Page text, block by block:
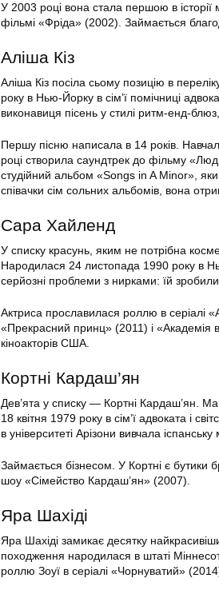
У 2003 році вона стала першою в
фільмі «Фріда» (2002). Займається
Аліша Кіз
Аліша Кіз посіла сьому позицію в
року в Нью-Йорку в сім’ї помічниці
виконавиця пісень у стилі ритм-енд-
Першу пісню написала в 14 років.
році створила саундтрек до фільму
студійний альбом «Songs in A Minor»,
співачки сім сольних альбомів, вона
Сара Хайленд
У списку красунь, яким не потрібна
Народилася 24 листопада 1990 року в
серйозні проблеми з нирками: їй
Актриса прославилася роллю в серіалі
«Прекрасний принц» (2011) і «Академія
кіноакторів США.
Кортні Кардаш’ян
Дев’ята у списку — Кортні Кардаш’ян.
18 квітня 1979 року в сім’ї адвоката і
в університеті Арізони вивчала
Займається бізнесом. У Кортні є
шоу «Сімейство Кардаш’ян» (2007).
Яра Шахіді
Яра Шахіді замикає десятку
походження народилася в штаті
роллю Зоуї в серіалі «Чорнуватий»